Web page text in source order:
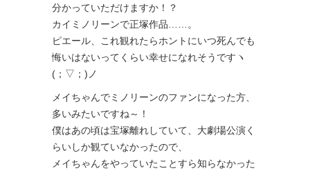
分かっていただけますか！？
カイミノリーンで正塚作品……。
ピエール、これ観れたらホントにいつ死んでも
悔いはないってくらい幸せになれそうですヽ
(；▽；)ノ
メイちゃんでミノリーンのファンになった方、
多いみたいですね～！
僕はあの頃は宝塚離れしていて、大劇場公演く
らいしか観ていなかったので、
メイちゃんをやっていたことすら知らなかった